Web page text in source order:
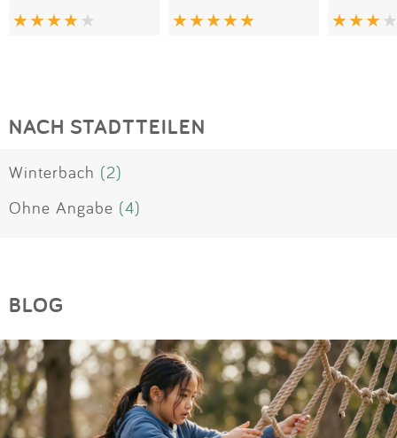
NACH STADTTEILEN
Winterbach (2)
Ohne Angabe (4)
BLOG